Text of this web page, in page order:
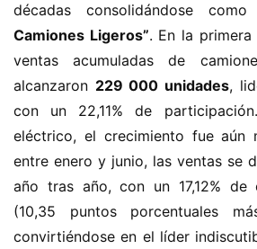
décadas consolidándose
Camiones Ligeros”​​. En la
ventas acumuladas de
alcanzaron ​ ​229 000 unidades​​,
con un 22,11% de
eléctrico, el crecimiento fue aún
entre enero y junio, las ventas se
año tras año, con un 17,12% de
(10,35 puntos porcentuales
convirtiéndose en el líder